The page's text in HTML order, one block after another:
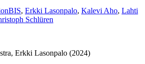
BIS, Erkki Lasonpalo, Kalevi Aho, Lahti
Schlüren
Erkki Lasonpalo (2024)